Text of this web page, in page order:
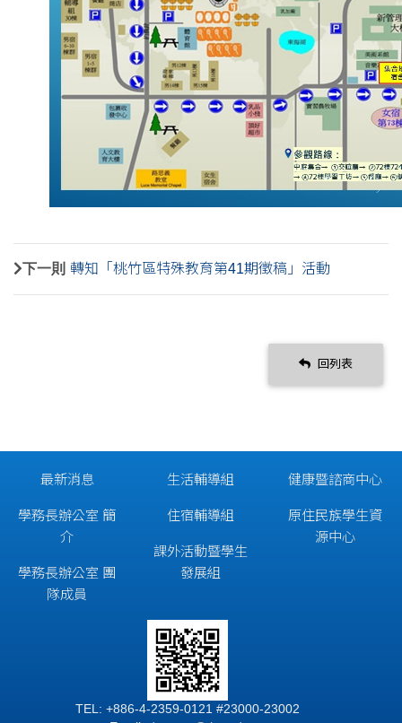
下一則 轉知「桃竹區特殊教育第41期徵稿」活動
回列表
最新消息
學務長辦公室 簡
介
學務長辦公室 團
隊成員
生活輔導組
住宿輔導組
課外活動暨學生
發展組
健康暨諮商中心
原住民族學生資
源中心
TEL: +886-4-2359-0121 #23000-23002